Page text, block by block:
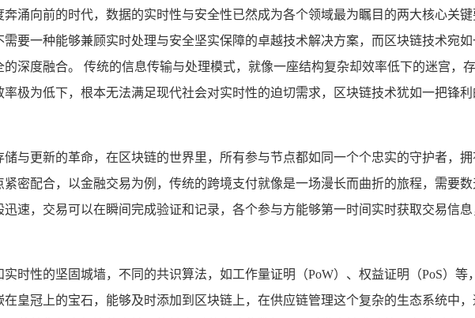
涌向前的时代，数据的实时性与安全性已然成为各个领域最为瞩目的两大核心关
要一种能够兼顾实时处理与安全坚实保障的卓越技术解决方案，而区块链技术宛
深度融合。 传统的信息传输与处理模式，就像一座结构复杂却效率低下的迷宫，
极为低下，根本无法满足现代社会对实时性的迫切需求，区块链技术犹如一把锋
与更新的革命，在区块链的世界里，所有参与节点都如同一个个忠实的守护者，
密配合，以金融交易为例，传统的跨境支付就像是一场漫长而曲折的旅程，需要
速，交易可以在瞬间完成验证和记录，各个参与方能够第一时间实时获取交易信
时性的坚固城墙，不同的共识算法，如工作量证明（PoW）、权益证明（PoS）
皇冠上的宝石，能够及时添加到区块链上，在供应链管理这个复杂的生态系统中